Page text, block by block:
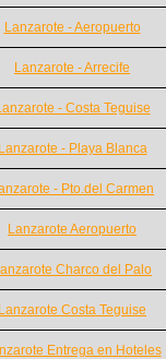
Lanzarote - Aeropuerto
Lanzarote - Arrecife
- Costa Teguise
Lanzarote - Playa Blanca
- Pto.del Carmen
Lanzarote Aeropuerto
Charco del Palo
Lanzarote Costa Teguise
Entrega en Hoteles